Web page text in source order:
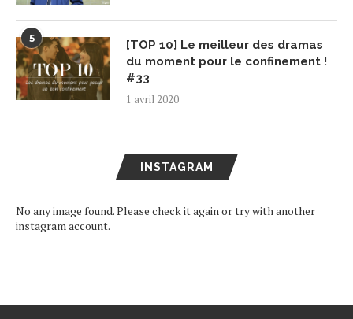
5
[TOP 10] Le meilleur des dramas
du moment pour le confinement !
#33
1 avril 2020
INSTAGRAM
No any image found. Please check it again or try with another
instagram account.